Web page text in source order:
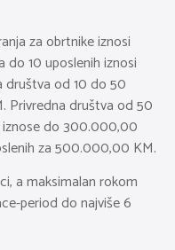
za obrtnike iznosi
10 uposlenih iznosi
od 10 do 50
društva od 50
do 300.000,00
za 500.000,00 KM.
a maksimalan rokom
period do najviše 6